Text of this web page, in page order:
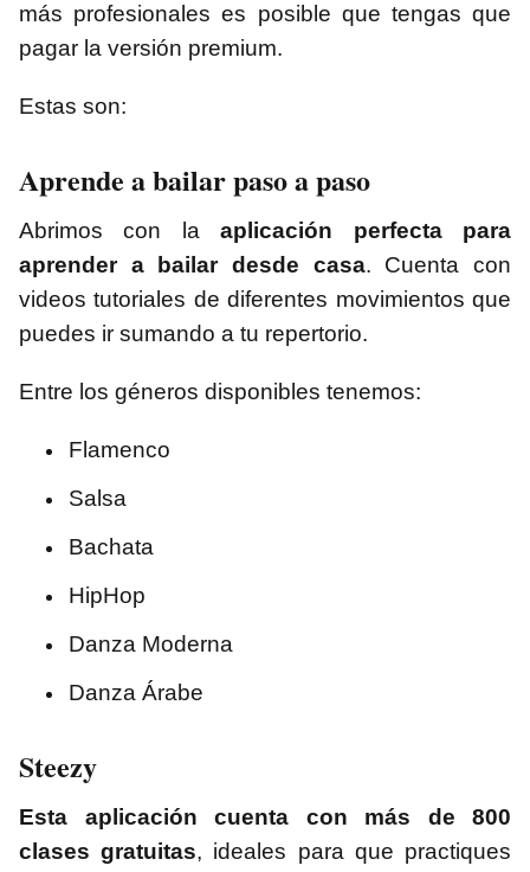
más profesionales es posible que tengas que
pagar la versión premium.
Estas son:
Aprende a bailar paso a paso
Abrimos con laaplicación perfecta para
aprender a bailar desde casa. Cuenta con
videos tutoriales de diferentes movimientos que
puedes ir sumando a tu repertorio.
Entre los géneros disponibles tenemos:
Flamenco
Salsa
Bachata
HipHop
Danza Moderna
Danza Árabe
Steezy
Esta aplicación cuenta con más de 800
clases gratuitas, ideales para que practiques